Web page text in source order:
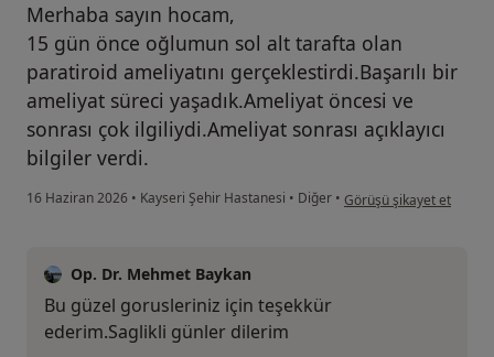
Merhaba sayın hocam,
15 gün önce oğlumun sol alt tarafta olan
paratiroid ameliyatını gerçeklestirdi.Başarılı bir
ameliyat süreci yaşadık.Ameliyat öncesi ve
sonrası çok ilgiliydi.Ameliyat sonrası açıklayıcı
bilgiler verdi.
16 Haziran 2026 • Kayseri Şehir Hastanesi • Diğer • kullanıcının görüşüne
Görüşü şikayet et
Op. Dr. Mehmet Baykan
Bu güzel gorusleriniz için teşekkür
ederim.Saglikli günler dilerim